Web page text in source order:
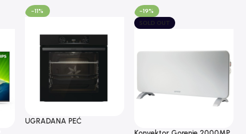
-11%
UGRADANA PEĆ
-19%
SOLD OUT